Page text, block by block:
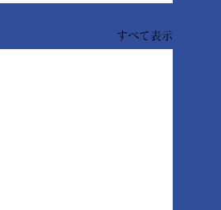
すべて表示